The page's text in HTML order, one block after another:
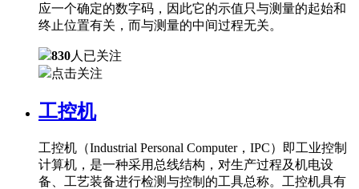
应一个确定的数字码，因此它的示值只与测量的起始和
终止位置有关，而与测量的中间过程无关。
830人已关注
点击关注
工控机
工控机（Industrial Personal Computer，IPC）即工业控制
计算机，是一种采用总线结构，对生产过程及机电设
备、工艺装备进行检测与控制的工具总称。工控机具有